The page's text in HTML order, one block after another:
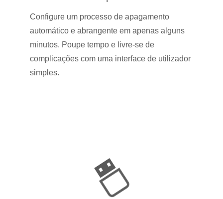
Configure um processo de apagamento
automático e abrangente em apenas alguns
minutos. Poupe tempo e livre-se de
complicações com uma interface de utilizador
simples.